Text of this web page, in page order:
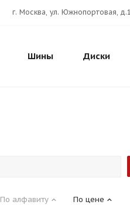
г. Москва, ул. Южнопортовая,
Шины Диски
По алфавиту По цене